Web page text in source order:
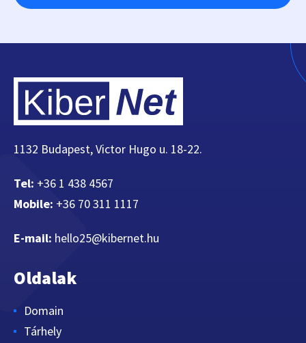
1132 Budapest, Victor Hugo u. 18-22.
Tel: +36 1 438 4567
Mobile: +36 70 311 1117
E-mail: hello25@kibernet.hu
Oldalak
Domain
Tárhely